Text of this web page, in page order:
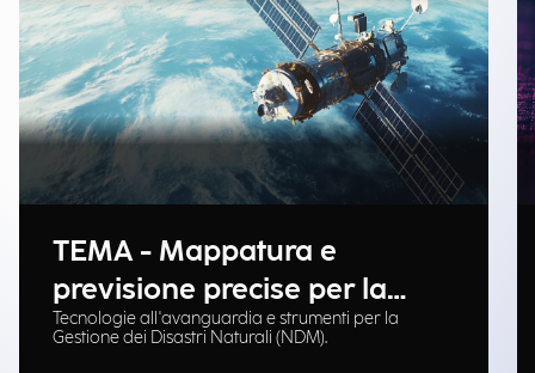
TEMA - Mappatura e
previsione precise per la
gestione delle emergenze
Tecnologie all'avanguardia e strumenti per la
Gestione dei Disastri Naturali (NDM).